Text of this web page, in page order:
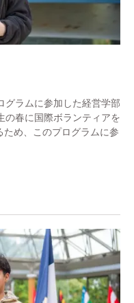
グラムに参加した経営学部
の春に国際ボランティアを
め、このプログラムに参